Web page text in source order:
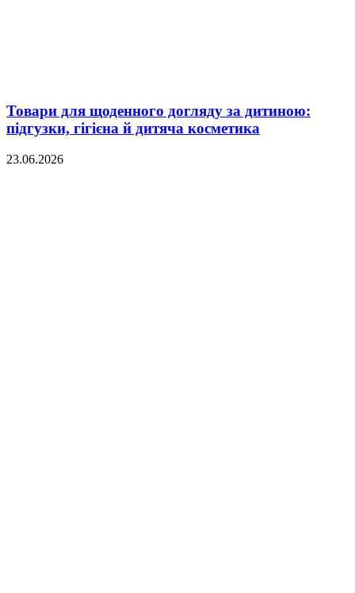
Товари для щоденного догляду за дитиною:
підгузки, гігієна й дитяча косметика
23.06.2026